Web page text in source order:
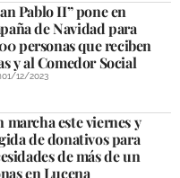
Pablo II” pone en
de Navidad para
personas que reciben
y al Comedor Social
01/12/2023
marcha este viernes y
de donativos para
de más de un
en Lucena